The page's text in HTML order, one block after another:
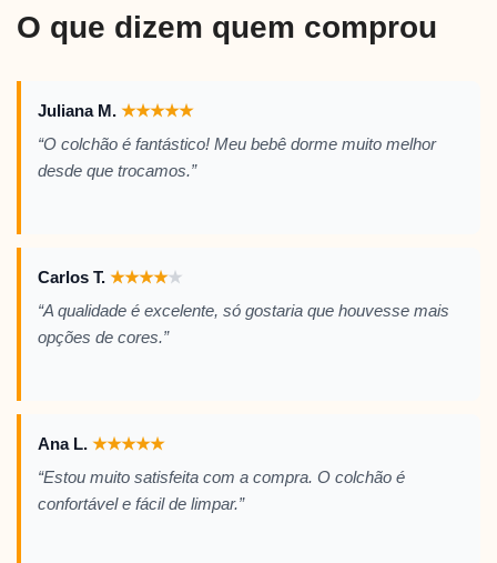
O que dizem quem comprou
Juliana M. ★★★★★
“O colchão é fantástico! Meu bebê dorme muito melhor
desde que trocamos.”
Carlos T. ★★★★★
“A qualidade é excelente, só gostaria que houvesse mais
opções de cores.”
Ana L. ★★★★★
“Estou muito satisfeita com a compra. O colchão é
confortável e fácil de limpar.”